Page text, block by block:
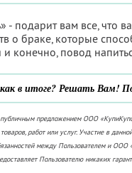
подарит вам все, что
о браке, которые
конечно, повод
в итоге? Решать Вам!
предложением ООО
работ или услуг. Участие в
между Пользователем и ООО
Пользователю никаких